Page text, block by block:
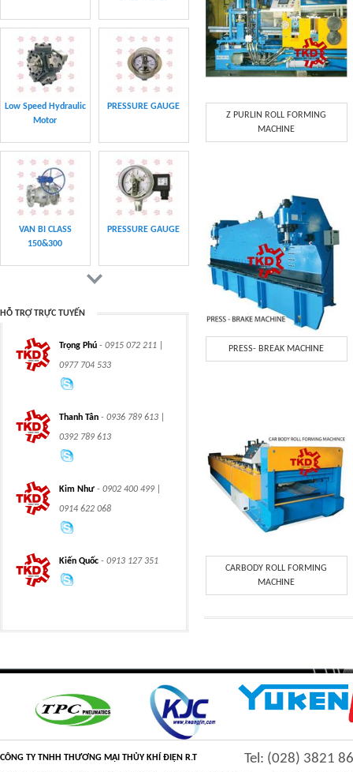
CLASS 600 TRUNNION
MOUNTED BALL
CLASS 600 TRUNNION
Swing hydraulic
motors
CLASS 1500
CLASS 900 TRUNNION
MOUNTED BALL
CLASS 2500
TRUNNION MOUNTED
motor
hydraulic motors
High and low speed
BOLTLESS ROOFING
FORMING MACHINE
HỖ TRỢ TRỰC TUYẾN
Trọng Phú - 0915 072 211 |
0977 704 533
Thanh Tân - 0936 789 613 |
0392 789 613
Kim Như - 0902 400 499 |
0914 622 068
Kiến Quốc - 0913 127 351
Z PURLIN ROLL FORMING
MACHINE
PRESS- BREAK MACHINE
CARBODY ROLL FORMING
MACHINE
CÔNG TY TNHH THƯƠNG MẠI THỦY KHÍ ĐIỆN R.T
Tel: (028) 3821